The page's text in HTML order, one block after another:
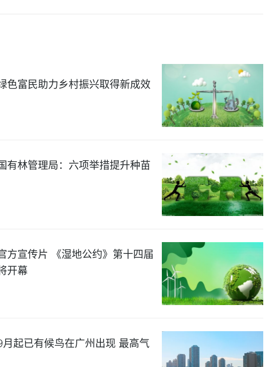
色富民助力乡村振兴取得新成效
有林管理局：六项举措提升种苗
方宣传片 《湿地公约》第十四届
开幕
起已有候鸟在广州出现 最高气